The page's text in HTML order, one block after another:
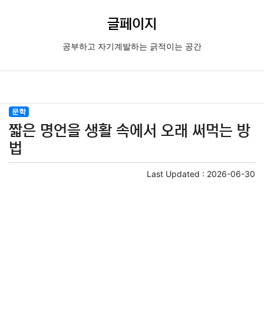
글페이지
공부하고 자기계발하는 긁적이는 공간
문학
짧은 명언을 생활 속에서 오래 써먹는 방
법
Last Updated : 2026-06-30